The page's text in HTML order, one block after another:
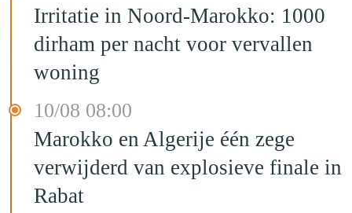
Irritatie in Noord-Marokko: 1000
dirham per nacht voor vervallen
woning
10/08 08:00
Marokko en Algerije één zege
verwijderd van explosieve finale in
Rabat